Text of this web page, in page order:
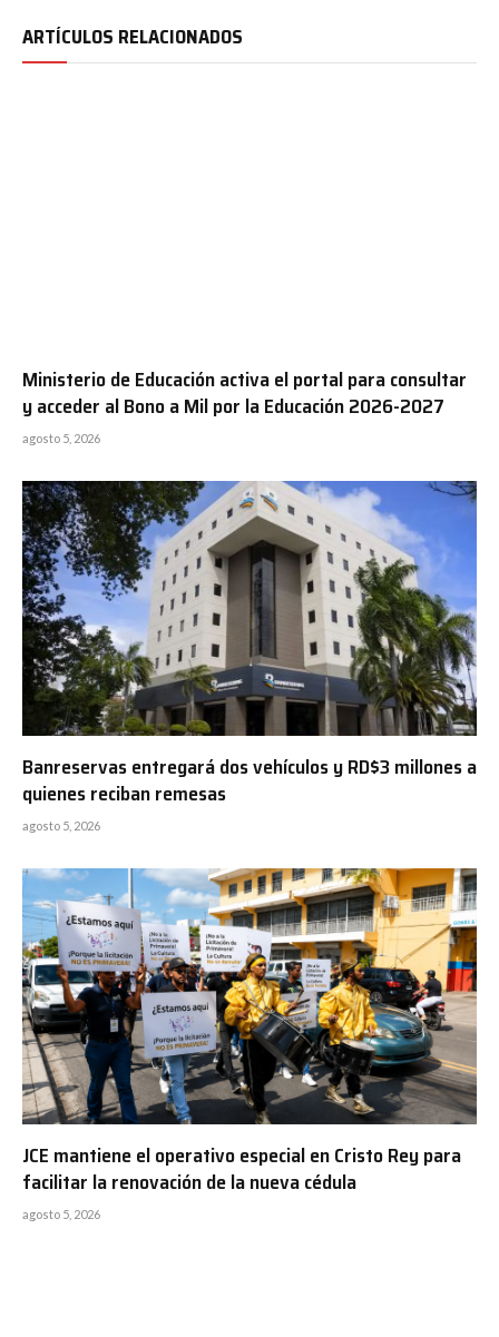
ARTÍCULOS RELACIONADOS
Ministerio de Educación activa el portal para consultar
y acceder al Bono a Mil por la Educación 2026-2027
agosto 5, 2026
Banreservas entregará dos vehículos y RD$3 millones a
quienes reciban remesas
agosto 5, 2026
JCE mantiene el operativo especial en Cristo Rey para
facilitar la renovación de la nueva cédula
agosto 5, 2026